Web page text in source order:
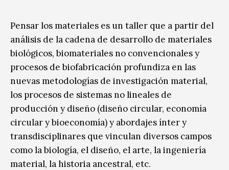
Pensar los materiales es un taller que a partir del
análisis de la cadena de desarrollo de materiales
biológicos, biomateriales no convencionales y
procesos de biofabricación profundiza en las
nuevas metodologías de investigación material,
los procesos de sistemas no lineales de
producción y diseño (diseño circular, economía
circular y bioeconomía) y abordajes ínter y
transdisciplinares que vinculan diversos campos
como la biología, el diseño, el arte, la ingeniería
material, la historia ancestral, etc.